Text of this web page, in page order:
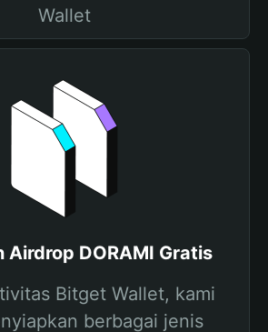
Wallet
Airdrop DORAMI Gratis
Bitget Wallet, kami
berbagai jenis